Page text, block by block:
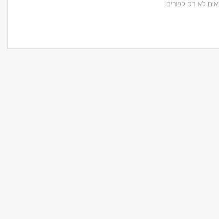
לא רק לפורים,